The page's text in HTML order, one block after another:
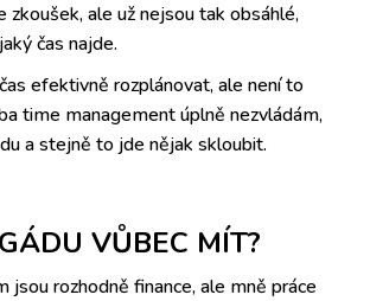
zkoušek, ale už nejsou tak obsáhlé,
čas najde.
efektivně rozplánovat, ale není to
time management úplně nezvládám,
a stejně to jde nějak skloubit.
VŮBEC MÍT?
jsou rozhodně finance, ale mně práce